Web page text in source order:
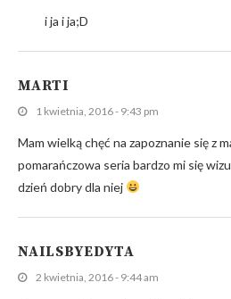
i ja i ja;D
MARTI
1 kwietnia, 2016 - 9:43 pm
Mam wielką chęć na zapoznanie się z
pomarańczowa seria bardzo mi się
dzień dobry dla niej
NAILSBYEDYTA
2 kwietnia, 2016 - 9:44 am